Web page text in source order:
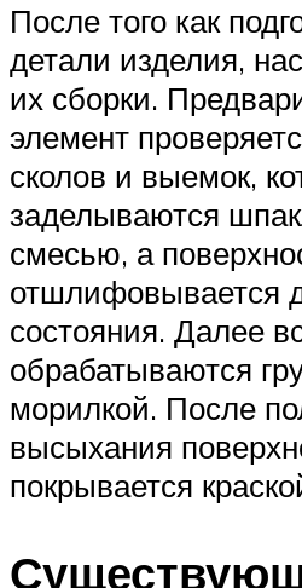
После того как
детали изделия,
их сборки.
элемент
сколов и выемок,
заделываются
смесью, а
отшлифовывается
состояния. Далее
обрабатываются
морилкой. После
высыхания
покрывается